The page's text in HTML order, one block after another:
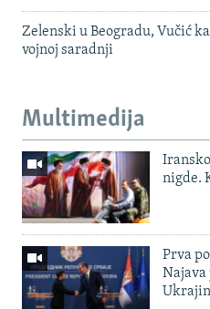
Zelenski u Beogradu, Vučić
vojnoj saradnji
Multimedija
nigde.
Prva
Najava